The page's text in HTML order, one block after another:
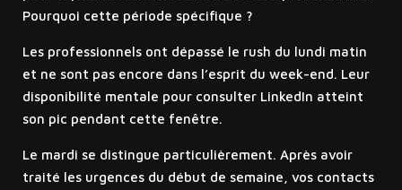
Pourquoi cette période spécifique ?
Les professionnels ont dépassé le rush du lundi matin
et ne sont pas encore dans l’esprit du week-end. Leur
disponibilité mentale pour consulter LinkedIn atteint
son pic pendant cette fenêtre.
Le mardi se distingue particulièrement. Après avoir
traité les urgences du début de semaine, vos contacts